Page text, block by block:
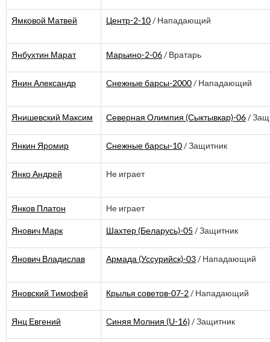
Ямковой Матвей Центр-2-10 / Нападающий
Янбухтин Марат Марьино-2-06 / Вратарь
Янин Александр Снежные барсы-2000 / Нападающий
Янишевский Максим Северная Олимпия (Сыктывкар)-06 /
Янкин Яромир Снежные барсы-10 / Защитник
Янко Андрей Не играет
Янков Платон Не играет
Янович Марк Шахтер (Беларусь)-05 / Защитник
Янович Владислав Армада (Уссурийск)-03 / Нападающий
Яновский Тимофей Крылья советов-07-2 / Нападающий
Янц Евгений Синяя Молния (U-16) / Защитник